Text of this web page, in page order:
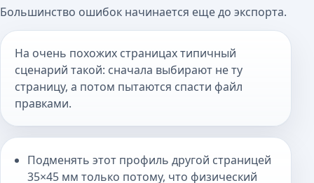
Большинство ошибок начинается еще до экспорта.
На очень похожих страницах типичный
сценарий такой: сначала выбирают не ту
страницу, а потом пытаются спасти файл
правками.
Подменять этот профиль другой страницей
35×45 мм только потому, что физический